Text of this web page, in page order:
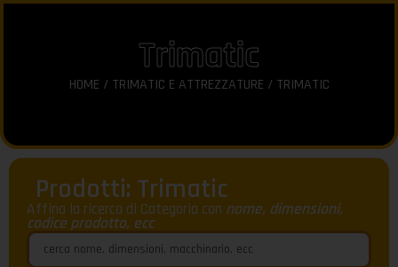
Trimatic
HOME / TRIMATIC E ATTREZZATURE / TRIMATIC
Prodotti: Trimatic
Affina la ricerca di Categoria con nome, dimensioni,
codice prodotto, ecc